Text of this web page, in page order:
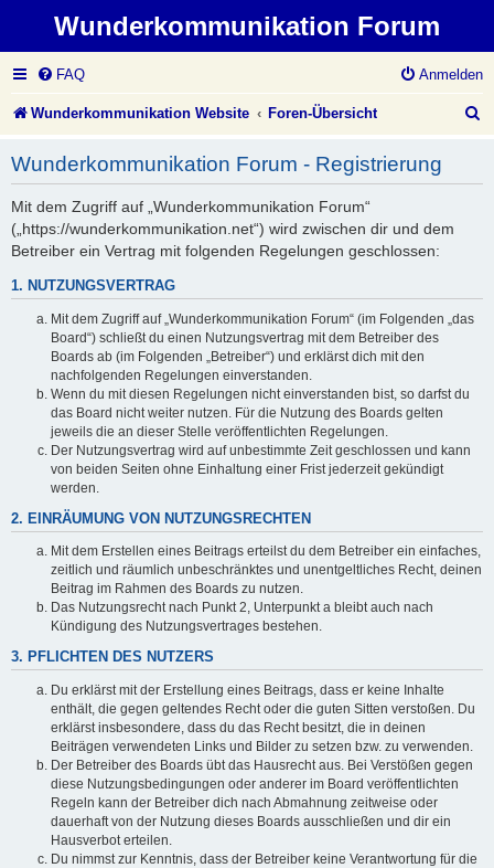
Wunderkommunikation Forum
FAQ Anmelden
Wunderkommunikation Website Foren-Übersicht
Wunderkommunikation Forum - Registrierung
Mit dem Zugriff auf „Wunderkommunikation Forum“
(„https://wunderkommunikation.net“) wird zwischen dir und dem
Betreiber ein Vertrag mit folgenden Regelungen geschlossen:
1. NUTZUNGSVERTRAG
Mit dem Zugriff auf „Wunderkommunikation Forum“ (im Folgenden „das
Board“) schließt du einen Nutzungsvertrag mit dem Betreiber des
Boards ab (im Folgenden „Betreiber“) und erklärst dich mit den
nachfolgenden Regelungen einverstanden.
Wenn du mit diesen Regelungen nicht einverstanden bist, so darfst du
das Board nicht weiter nutzen. Für die Nutzung des Boards gelten
jeweils die an dieser Stelle veröffentlichten Regelungen.
Der Nutzungsvertrag wird auf unbestimmte Zeit geschlossen und kann
von beiden Seiten ohne Einhaltung einer Frist jederzeit gekündigt
werden.
2. EINRÄUMUNG VON NUTZUNGSRECHTEN
Mit dem Erstellen eines Beitrags erteilst du dem Betreiber ein einfaches,
zeitlich und räumlich unbeschränktes und unentgeltliches Recht, deinen
Beitrag im Rahmen des Boards zu nutzen.
Das Nutzungsrecht nach Punkt 2, Unterpunkt a bleibt auch nach
Kündigung des Nutzungsvertrages bestehen.
3. PFLICHTEN DES NUTZERS
Du erklärst mit der Erstellung eines Beitrags, dass er keine Inhalte
enthält, die gegen geltendes Recht oder die guten Sitten verstoßen. Du
erklärst insbesondere, dass du das Recht besitzt, die in deinen
Beiträgen verwendeten Links und Bilder zu setzen bzw. zu verwenden.
Der Betreiber des Boards übt das Hausrecht aus. Bei Verstößen gegen
diese Nutzungsbedingungen oder anderer im Board veröffentlichten
Regeln kann der Betreiber dich nach Abmahnung zeitweise oder
dauerhaft von der Nutzung dieses Boards ausschließen und dir ein
Hausverbot erteilen.
Du nimmst zur Kenntnis, dass der Betreiber keine Verantwortung für die